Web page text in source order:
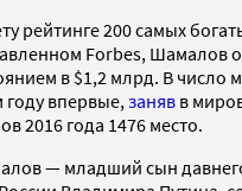
рейтинге 200 самых
Forbes, Шамалов
в $1,2 млрд. В число
году впервые, заняв в
2016 года 1476 место.
— младший сын